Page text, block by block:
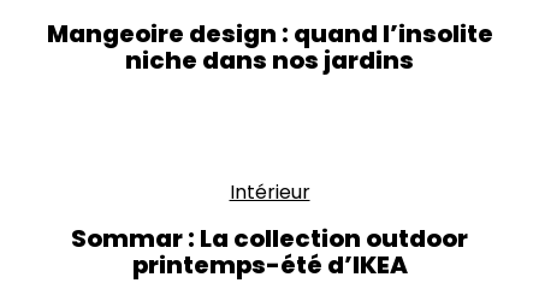
Mangeoire design : quand l’insolite
niche dans nos jardins
Intérieur
Sommar : La collection outdoor
printemps-été d’IKEA